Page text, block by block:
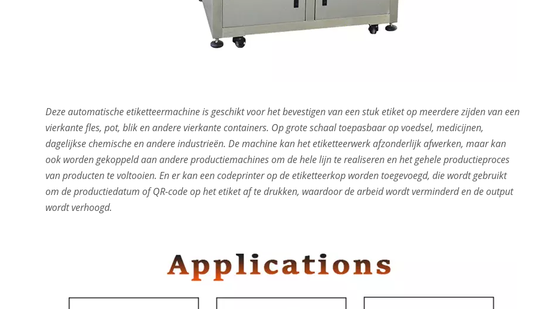
Deze automatische etiketteermachine is geschikt voor het bevestigen van een stuk etiket op meerdere zijden van een
vierkante fles, pot, blik en andere vierkante containers. Op grote schaal toepasbaar op voedsel, medicijnen,
dagelijkse chemische en andere industrieën. De machine kan het etiketteerwerk afzonderlijk afwerken, maar kan
ook worden gekoppeld aan andere productiemachines om de hele lijn te realiseren en het gehele productieproces
van producten te voltooien. En er kan een codeprinter op de etiketteerkop worden toegevoegd, die wordt gebruikt
om de productiedatum of QR-code op het etiket af te drukken, waardoor de arbeid wordt verminderd en de output
wordt verhoogd.